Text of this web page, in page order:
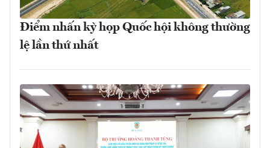
Điểm nhấn kỳ họp Quốc hội không thường
lệ lần thứ nhất